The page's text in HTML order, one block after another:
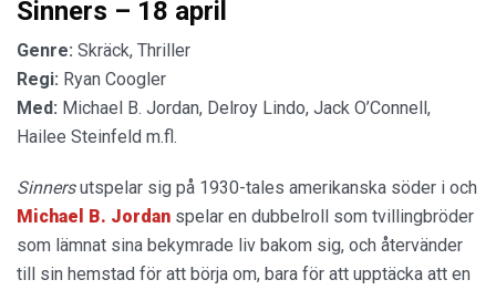
Sinners – 18 april
Genre: Skräck, Thriller
Regi: Ryan Coogler
Med: Michael B. Jordan, Delroy Lindo, Jack O’Connell,
Hailee Steinfeld m.fl.
Sinnersutspelar sig på 1930-tales amerikanska söder i och
Michael B. Jordan spelar en dubbelroll som tvillingbröder
som lämnat sina bekymrade liv bakom sig, och återvänder
till sin hemstad för att börja om, bara för att upptäcka att en